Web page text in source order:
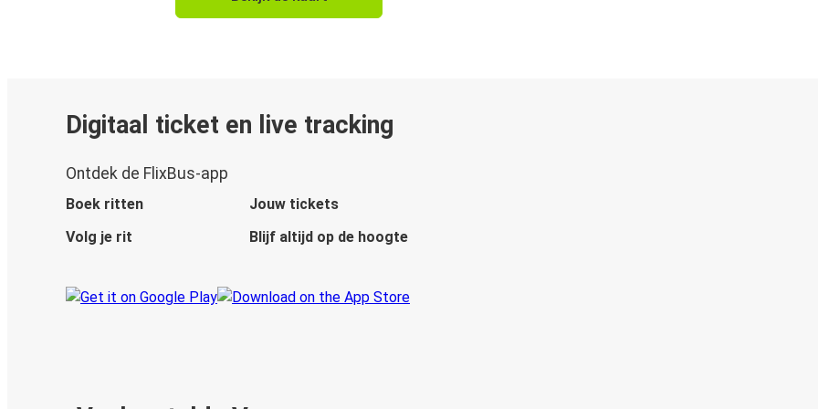
Digitaal ticket en live tracking
Ontdek de FlixBus-app
Boek ritten
Jouw tickets
Volg je rit
Blijf altijd op de hoogte